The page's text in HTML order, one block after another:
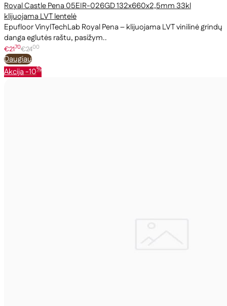
Royal Castle Pena 05EIR-026GD 132x660x2,5mm 33kl
klijuojama LVT lentelė
Epufloor VinylTechLab Royal Pena – klijuojama LVT vinilinė grindų
danga eglutės raštu, pasižym..
€2170€2400
Daugiau
Akcija-10%